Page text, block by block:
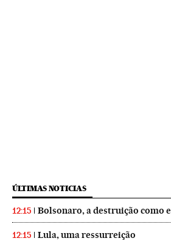
ÚLTIMAS NOTICIAS
12:15 Bolsonaro, a destruição como
12:15 Lula, uma ressurreição